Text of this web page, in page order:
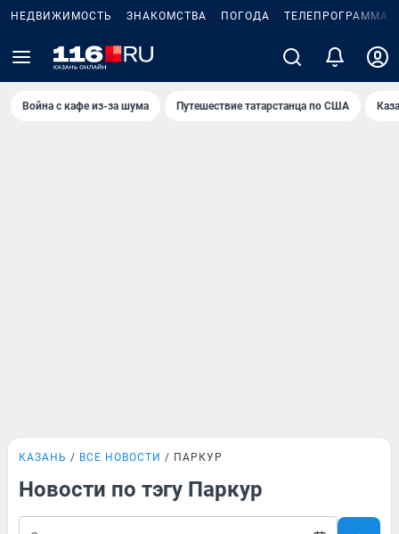
НЕДВИЖИМОСТЬ ЗНАКОМСТВА ПОГОДА ТЕЛЕПРОГРАММА
Война с кафе из-за шума Путешествие татарстанца по США
КАЗАНЬ ВСЕ НОВОСТИ ПАРКУР
Новости по тэгу Паркур